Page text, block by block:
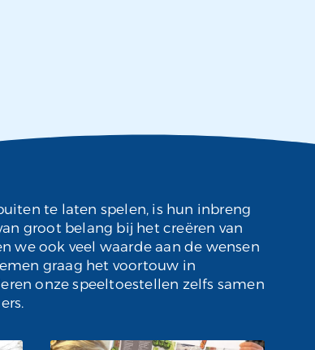
te laten spelen, is hun inbreng
groot belang bij het creëren van
we ook veel waarde aan de wensen
graag het voortouw in
onze speeltoestellen zelfs samen